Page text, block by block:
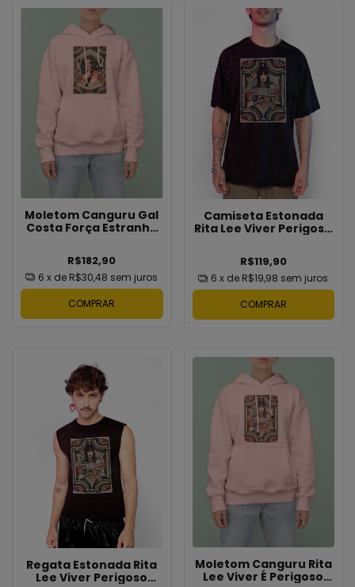
Moletom Canguru Gal
Costa Força Estranha
R$182,90
6 x de R$30,48 sem juros
COMPRAR
Camiseta Estonada
Rita Lee Viver Perigoso
R$119,90
6 x de R$19,98 sem juros
COMPRAR
Regata Estonada Rita
Lee Viver Perigoso
Moletom Canguru Rita
Lee Viver É Perigoso